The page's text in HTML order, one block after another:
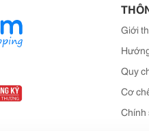
Giới
Quy
Cơ
Chính